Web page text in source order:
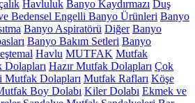
Havluluk Banyo Kaydırmazı Duş
Bedensel Engelli Banyo Ürünleri Banyo
Banyo Aspiratörü Diğer Banyo
Banyo Bakım Setleri Banyo
Havlu MUTFAK Mutfak
Dolapları Hazır Mutfak Dolapları Çok
Mutfak Dolapları Mutfak Rafları Köşe
Boy Dolabı Kiler Dolabı Ekmek ve